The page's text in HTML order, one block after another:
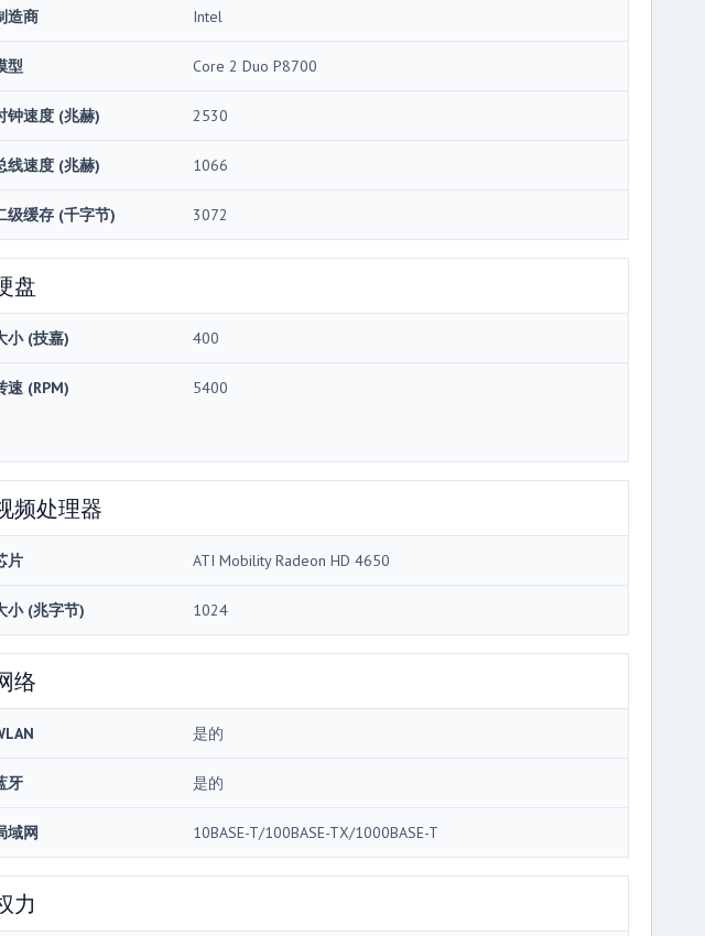
造商 Intel
型 Core 2 Duo P8700
钟速度 (兆赫) 2530
线速度 (兆赫) 1066
级缓存 (千字节) 3072
盘
小 (技嘉) 400
速 (RPM) 5400
频处理器
片 ATI Mobility Radeon HD 4650
小 (兆字节) 1024
络
是的
牙 是的
域网 10BASE-T/100BASE-TX/1000BASE-T
力